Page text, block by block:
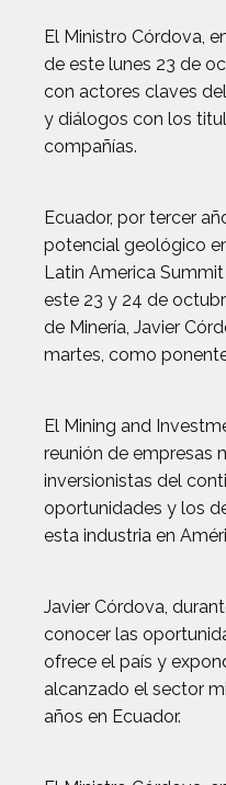
El Ministro Córdova,
de este lunes 23 de
con actores claves
y diálogos con los
compañías.
Ecuador, por tercer
potencial geológico
Latin America Summit
este 23 y 24 de
de Minería, Javier
martes, como
El Mining and
reunión de empresas
inversionistas del
oportunidades y los
esta industria en
Javier Córdova,
conocer las
ofrece el país y
alcanzado el sector
años en Ecuador.